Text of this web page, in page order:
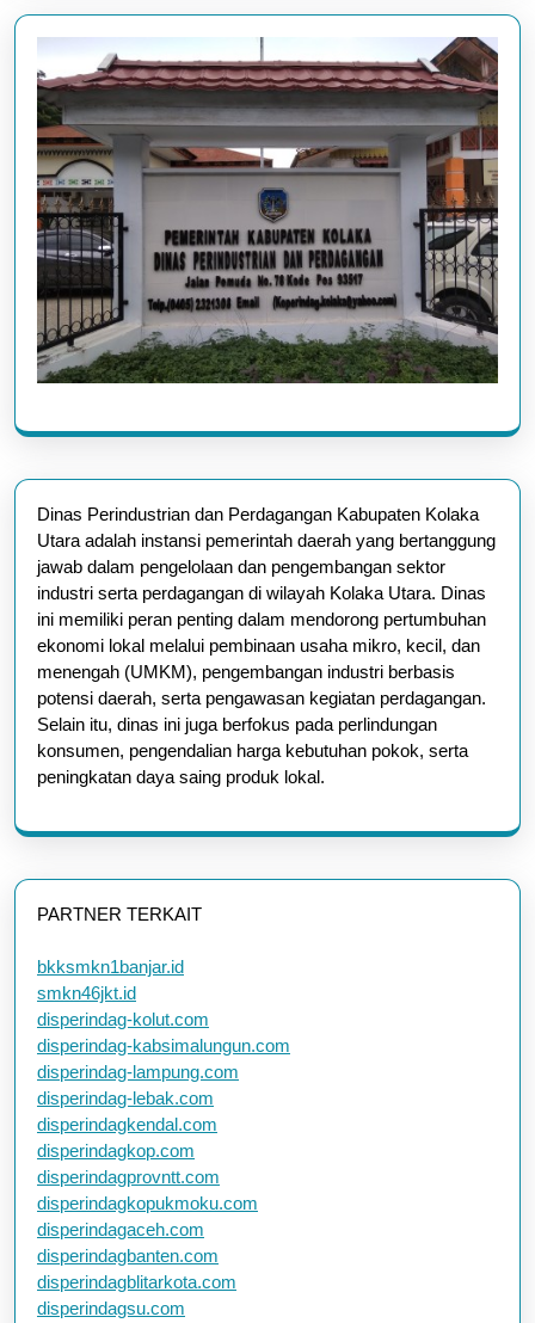
Dinas Perindustrian dan Perdagangan Kabupaten Kolaka
Utara adalah instansi pemerintah daerah yang bertanggung
jawab dalam pengelolaan dan pengembangan sektor
industri serta perdagangan di wilayah Kolaka Utara. Dinas
ini memiliki peran penting dalam mendorong pertumbuhan
ekonomi lokal melalui pembinaan usaha mikro, kecil, dan
menengah (UMKM), pengembangan industri berbasis
potensi daerah, serta pengawasan kegiatan perdagangan.
Selain itu, dinas ini juga berfokus pada perlindungan
konsumen, pengendalian harga kebutuhan pokok, serta
peningkatan daya saing produk lokal.
PARTNER TERKAIT
bkksmkn1banjar.id
smkn46jkt.id
disperindag-kolut.com
disperindag-kabsimalungun.com
disperindag-lampung.com
disperindag-lebak.com
disperindagkendal.com
disperindagkop.com
disperindagprovntt.com
disperindagkopukmoku.com
disperindagaceh.com
disperindagbanten.com
disperindagblitarkota.com
disperindagsu.com